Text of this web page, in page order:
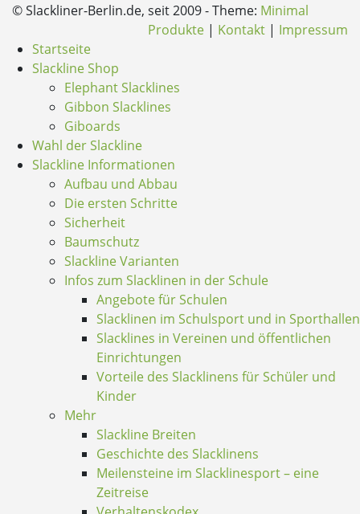
© Slackliner-Berlin.de, seit 2009 - Theme: Minimal
Produkte | Kontakt | Impressum
Startseite
Slackline Shop
Elephant Slacklines
Gibbon Slacklines
Giboards
Wahl der Slackline
Slackline Informationen
Aufbau und Abbau
Die ersten Schritte
Sicherheit
Baumschutz
Slackline Varianten
Infos zum Slacklinen in der Schule
Angebote für Schulen
Slacklinen im Schulsport und in Sporthallen
Slacklines in Vereinen und öffentlichen
Einrichtungen
Vorteile des Slacklinens für Schüler und
Kinder
Mehr
Slackline Breiten
Geschichte des Slacklinens
Meilensteine im Slacklinesport – eine
Zeitreise